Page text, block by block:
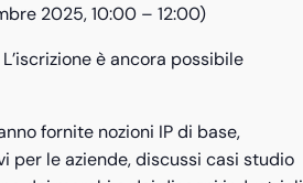
2025, 10:00 – 12:00)
iscrizione è ancora possibile
fornite nozioni IP di base,
per le aziende, discussi casi studio